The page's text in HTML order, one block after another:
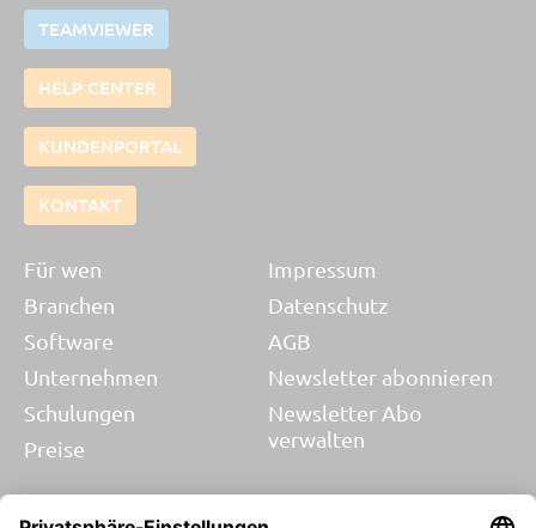
TEAMVIEWER
HELP CENTER
KUNDENPORTAL
KONTAKT
Für wen
Branchen
Software
Unternehmen
Schulungen
Preise
Impressum
Datenschutz
AGB
Newsletter abonnieren
Newsletter Abo
verwalten